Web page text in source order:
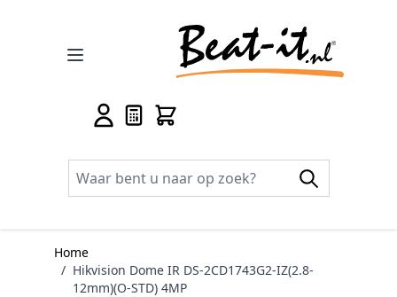
Home
/ Hikvision Dome IR DS-2CD1743G2-IZ(2.8-
12mm)(O-STD) 4MP